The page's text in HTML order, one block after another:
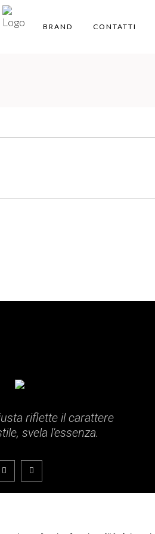
BRAND CONTATTI
riflette il carattere
svela l'essenza.